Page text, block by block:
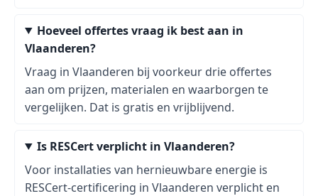
Hoeveel offertes vraag ik best aan in
Vlaanderen?
Vraag in Vlaanderen bij voorkeur drie offertes
aan om prijzen, materialen en waarborgen te
vergelijken. Dat is gratis en vrijblijvend.
Is RESCert verplicht in Vlaanderen?
Voor installaties van hernieuwbare energie is
RESCert-certificering in Vlaanderen verplicht en